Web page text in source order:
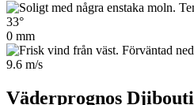
33°
0 mm
9.6 m/s
Väderprognos Djibouti